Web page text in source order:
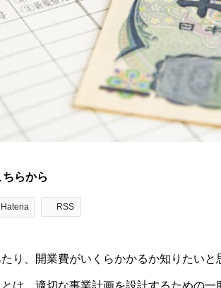
らから
Hatena RSS
り、開業費がいくらかかるか知りたいと
は、適切な事業計画を設計するための